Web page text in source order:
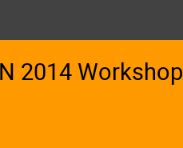
2014 Workshop